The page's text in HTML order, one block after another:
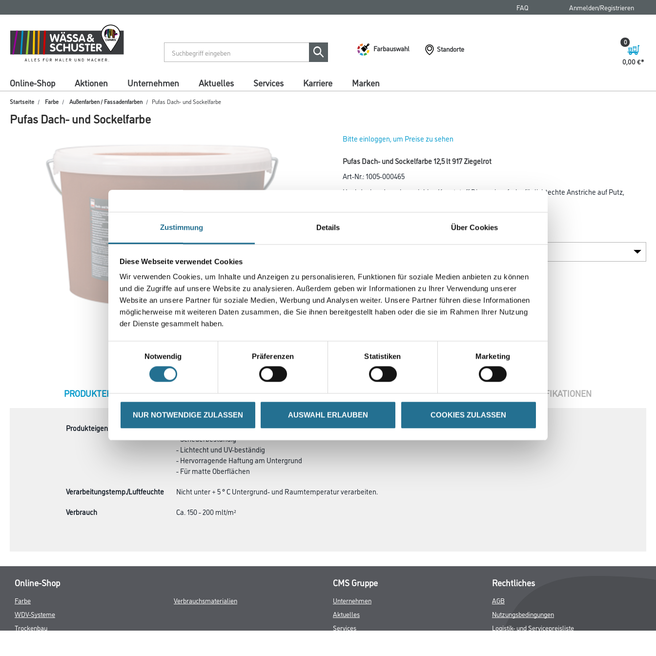
Zustimmung Details Über Cookies
Diese Webseite verwendet Cookies
Wir verwenden Cookies, um Inhalte und Anzeigen zu personalisieren, Funktionen für soziale Medien anbieten zu können
und die Zugriffe auf unsere Website zu analysieren. Außerdem geben wir Informationen zu Ihrer Verwendung unserer
Website an unsere Partner für soziale Medien, Werbung und Analysen weiter. Unsere Partner führen diese Informationen
möglicherweise mit weiteren Daten zusammen, die Sie ihnen bereitgestellt haben oder die sie im Rahmen Ihrer Nutzung
der Dienste gesammelt haben.
Notwendig
Präferenzen Statistiken Marketing
NUR NOTWENDIGE ZULASSEN AUSWAHL ERLAUBEN COOKIES ZULASSEN
springen
springen
FAQ Anmelden/Registrieren
Farbauswahl
Standorte
0,00 €
0
Online-Shop Aktionen Unternehmen Aktuelles Services Karriere Marken
Startseite Farbe Außenfarben / Fassadenfarben Pufas Dach- und Sockelfarbe
Pufas Dach- und Sockelfarbe
Bitte einloggen, um Preise zu sehen
Pufas Dach- und Sockelfarbe 12,5 lt 917 Ziegelrot
Art-Nr.:1005-000465
Hochdeckende, sehr ergiebige Kunststoff Dispersionsfarbe für lichtechte Anstriche auf Putz,
Eternit), Dachziegeln sowie Altanstrichen.
Umrechnungsfaktoren
CURRENT
PRODUKTEIGENSCHAFTEN ZUSATZINFOS GEFAHRENHINWEISE DATENBLÄTTER SPEZIFIKATIONEN
Produkteigenschaft
- Hochdeckende Kunststoff-Dispersionsfarbe für dauerhaften Wetterschutz
- Scheuerbeständig
- Lichtecht und UV-beständig
- Hervorragende Haftung am Untergrund
- Für matte Oberflächen
Verarbeitungstemp./Luftfeuchte
Nicht unter + 5 ° C Untergrund- und Raumtemperatur verarbeiten.
Verbrauch
Ca. 150 - 200 mlt/m²
Online-Shop
Farbe
WDV-Systeme
Trockenbau
Verbrauchsmaterialien
CMS Gruppe
Unternehmen
Aktuelles
Services
Rechtliches
AGB
Nutzungsbedingungen
Logistik- und Servicepreisliste